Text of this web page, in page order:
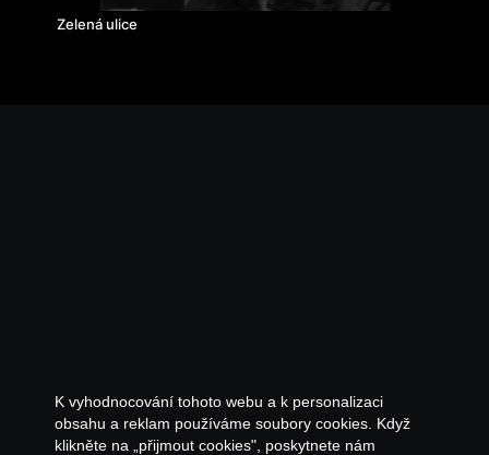
Zelená ulice
K vyhodnocování tohoto webu a k personalizaci
obsahu a reklam používáme soubory cookies. Když
klikněte na „přijmout cookies", poskytnete nám